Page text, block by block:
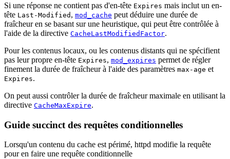
Si une réponse ne contient pas d'en-tête Expires mais inclut un en-
tête Last-Modified , mod_cache peut déduire une durée de
fraîcheur en se basant sur une heuristique, qui peut être contrôlée à
l'aide de la directive CacheLastModifiedFactor.
Pour les contenus locaux, ou les contenus distants qui ne spécifient
pas leur propre en-tête Expires, mod_expires permet de régler
finement la durée de fraîcheur à l'aide des paramètres max-age et
Expires.
On peut aussi contrôler la durée de fraîcheur maximale en utilisant la
directive CacheMaxExpire.
Guide succinct des requêtes conditionnelles
Lorsqu'un contenu du cache est périmé, httpd modifie la requête
pour en faire une requête conditionnelle